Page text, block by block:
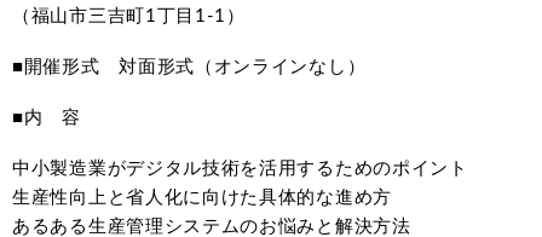
（福山市三吉町1丁目1-1）
■開催形式 対面形式（オンラインなし）
■内 容
中小製造業がデジタル技術を活用するためのポイント
生産性向上と省人化に向けた具体的な進め方
あるある生産管理システムのお悩みと解決方法